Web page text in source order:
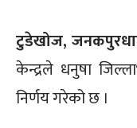
टुडेखोज,
केन्द्रले धनुषा
निर्णय गरेको छ ।